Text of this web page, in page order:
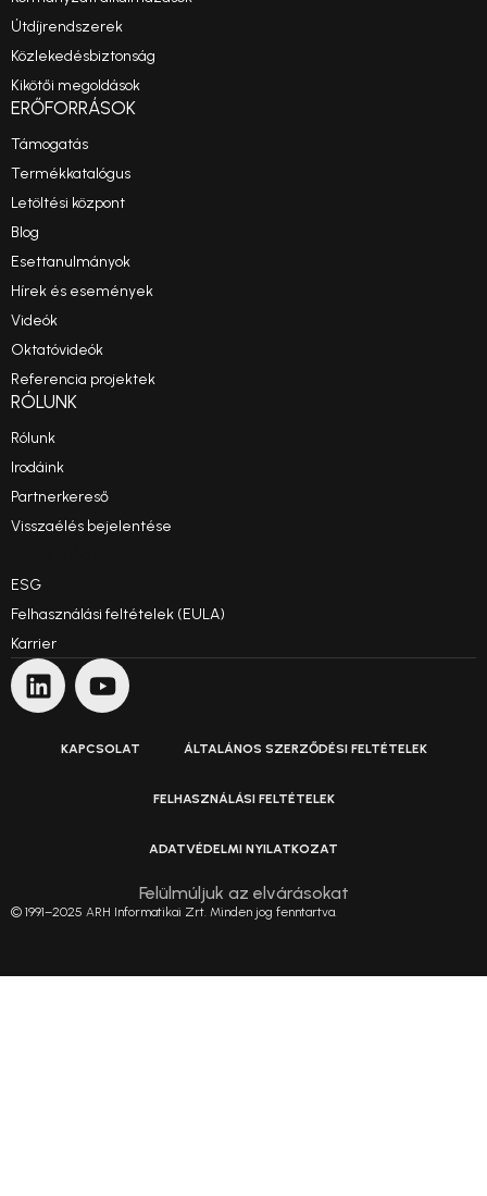
Útdíjrendszerek
Közlekedésbiztonság
Kikötői megoldások
ERŐFORRÁSOK
Támogatás
Termékkatalógus
Letöltési központ
Blog
Esettanulmányok
Hírek és események
Videók
Oktatóvideók
Referencia projektek
RÓLUNK
Rólunk
Irodáink
Partnerkereső
Visszaélés bejelentése
ESG
Felhasználási feltételek (EULA)
Karrier
KAPCSOLAT ÁLTALÁNOS SZERZŐDÉSI FELTÉTELEK
FELHASZNÁLÁSI FELTÉTELEK
ADATVÉDELMI NYILATKOZAT
Felülmúljuk az elvárásokat
© 1991–2025 ARH Informatikai Zrt. Minden jog fenntartva.